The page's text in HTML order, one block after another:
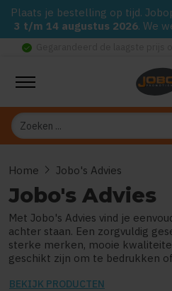
Plaats je bestelling op tijd.
3 t/m 14 augustus 2026. We
check_circle
Zoeken
Home chevron_right Jobo's Advies
Jobo's Advies
Met Jobo's Advies vind je
achter staan. Een zorgvuldig
sterke merken, mooie
geschikt zijn om te bedrukken
BEKIJK PRODUCTEN